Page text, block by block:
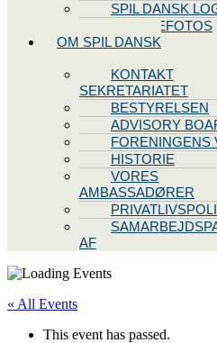
SPIL DANSK
PRESSEFOTOS
OM SPIL DANSK
KONTAKT
SEKRETARIATET
BESTYRELSEN
ADVISORY
FORENINGENS
HISTORIE
VORES
AMBASSADØRER
AF
« All Events
This event has passed.